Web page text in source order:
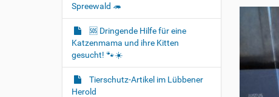
Spreewald 🦔
🆘️ Dringende Hilfe für eine
Katzenmama und ihre Kitten
gesucht! 🐾☀️
Tierschutz-Artikel im Lübbener
Herold